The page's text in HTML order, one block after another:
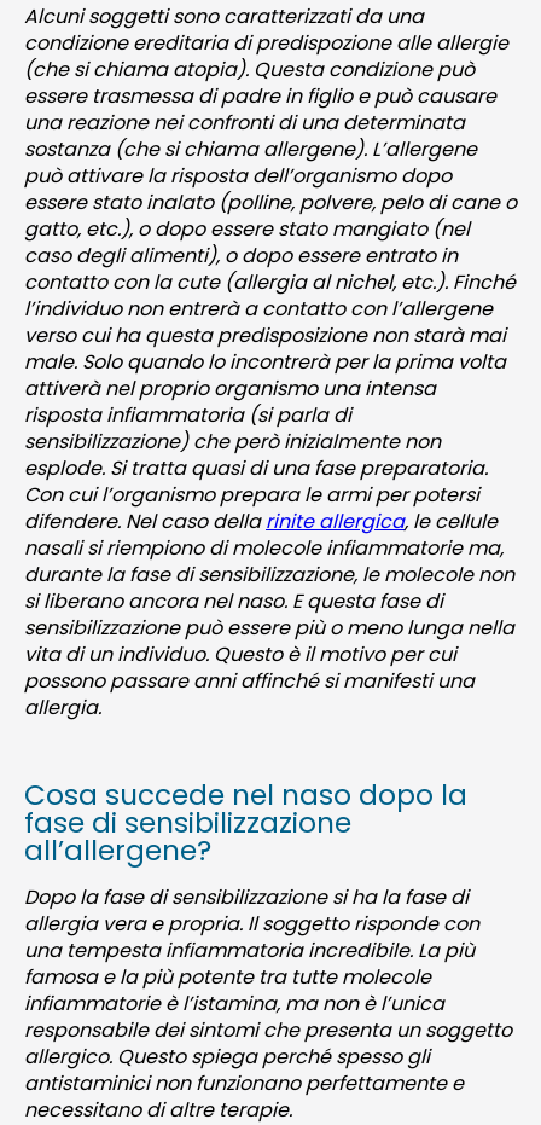
Alcuni soggetti sono caratterizzati da una
condizione ereditaria di predispozione alle allergie
(che si chiama atopia). Questa condizione può
essere trasmessa di padre in figlio e può causare
una reazione nei confronti di una determinata
sostanza (che si chiama allergene). L’allergene
può attivare la risposta dell’organismo dopo
essere stato inalato (polline, polvere, pelo di cane o
gatto, etc.), o dopo essere stato mangiato (nel
caso degli alimenti), o dopo essere entrato in
contatto con la cute (allergia al nichel, etc.). Finché
l’individuo non entrerà a contatto con l’allergene
verso cui ha questa predisposizione non starà mai
male. Solo quando lo incontrerà per la prima volta
attiverà nel proprio organismo una intensa
risposta infiammatoria (si parla di
sensibilizzazione) che però inizialmente non
esplode. Si tratta quasi di una fase preparatoria.
Con cui l’organismo prepara le armi per potersi
difendere. Nel caso dellarinite allergica, le cellule
nasali si riempiono di molecole infiammatorie ma,
durante la fase di sensibilizzazione, le molecole non
si liberano ancora nel naso. E questa fase di
sensibilizzazione può essere più o meno lunga nella
vita di un individuo. Questo è il motivo per cui
possono passare anni affinché si manifesti una
allergia.
Cosa succede nel naso dopo la
fase di sensibilizzazione
all’allergene?
Dopo la fase di sensibilizzazione si ha la fase di
allergia vera e propria. Il soggetto risponde con
una tempesta infiammatoria incredibile. La più
famosa e la più potente tra tutte molecole
infiammatorie è l’istamina, ma non è l’unica
responsabile dei sintomi che presenta un soggetto
allergico. Questo spiega perché spesso gli
antistaminici non funzionano perfettamente e
necessitano di altre terapie.